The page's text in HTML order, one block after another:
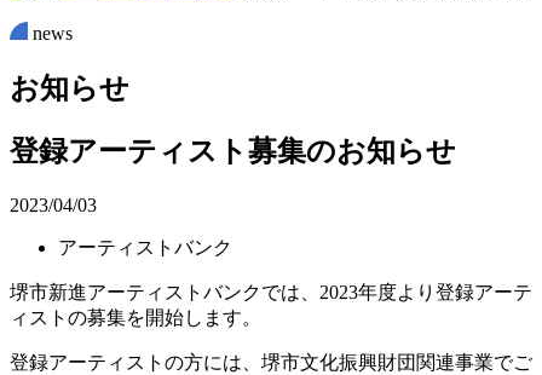
news
お知らせ
登録アーティスト募集のお知らせ
2023/04/03
アーティストバンク
堺市新進アーティストバンクでは、2023年度より登録アーテ
ィストの募集を開始します。
登録アーティストの方には、堺市文化振興財団関連事業でご